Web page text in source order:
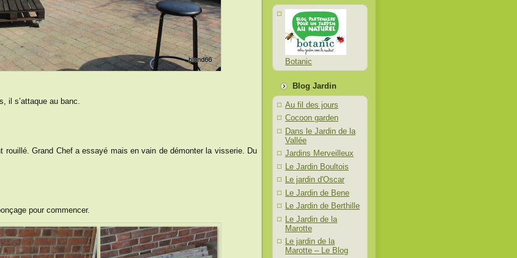
il s’attaque au banc.
Grand Chef a essayé mais en vain de démonter la visserie. Du
pour commencer.
Botanic
Blog Jardin
Au fil des jours
Cocoon garden
Dans le Jardin de la
Vallée
Jardins Merveilleux
Le Jardin Boultois
Le jardin d'Oscar
Le Jardin de Bene
Le Jardin de Berthille
Le Jardin de la
Marotte
Le jardin de la
Marotte – Le Blog